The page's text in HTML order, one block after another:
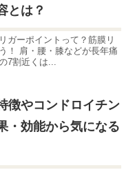
とは？
ガーポイントって？筋膜リ
！ 肩・腰・膝などが長年痛
7割近くは...
徴やコンドロイチン
・効能から気になる